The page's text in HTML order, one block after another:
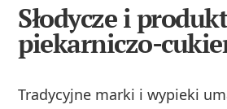
Słodycze i
piekarniczo-
Tradycyjne marki i wypieki